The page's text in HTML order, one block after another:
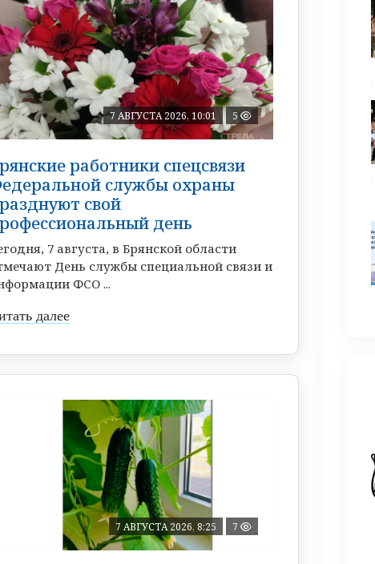
7 АВГУСТА 2026, 10:01 5
работники спецсвязи
службы охраны
свой
день
7 августа, в Брянской области
День службы специальной связи и
ФСО ...
далее
7 АВГУСТА 2026, 8:25 7